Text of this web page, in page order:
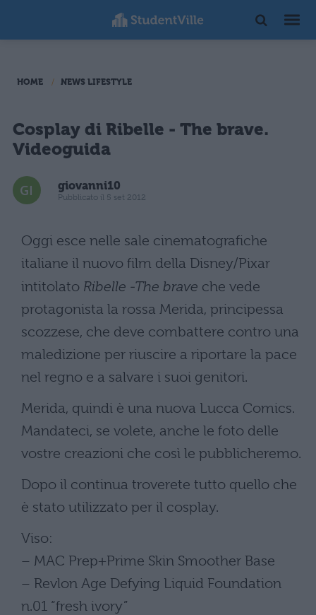
HOME NEWS LIFESTYLE
Cosplay di Ribelle - The brave.
Videoguida
giovanni10
Pubblicato il 5 set 2012
Oggi esce nelle sale cinematografiche
italiane il nuovo film della Disney/Pixar
intitolato Ribelle -The brave che vede
protagonista la rossa Merida, principessa
scozzese, che deve combattere contro una
maledizione per riuscire a riportare la pace
nel regno e a salvare i suoi genitori.
Merida, quindi è una nuova Lucca Comics.
Mandateci, se volete, anche le foto delle
vostre creazioni che così le pubblicheremo.
Dopo il continua troverete tutto quello che
è stato utilizzato per il cosplay.
Viso:
– MAC Prep+Prime Skin Smoother Base
– Revlon Age Defying Liquid Foundation
n.01 “fresh ivory”